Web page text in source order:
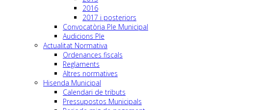
2016
2017 i posteriors
Convocatòria Ple Municipal
Audicions Ple
Actualitat Normativa
Ordenances fiscals
Reglaments
Altres normatives
Hisenda Municipal
Calendari de tributs
Pressupostos Municipals